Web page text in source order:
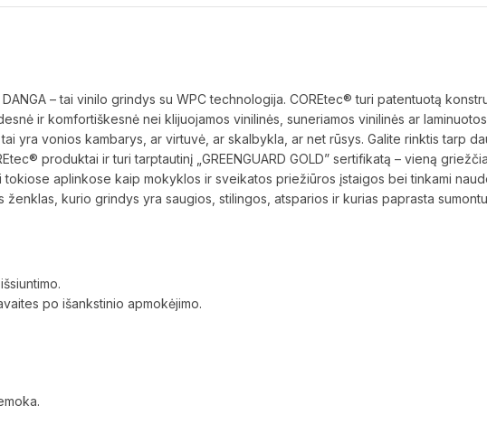
DANGA – tai vinilo grindys su WPC technologija. COREtec® turi patentuotą
ir komfortiškesnė nei klijuojamos vinilinės, suneriamos vinilinės ar
yra vonios kambarys, ar virtuvė, ar skalbykla, ar net rūsys. Galite rinktis tarp
produktai ir turi tarptautinį „GREENGUARD GOLD” sertifikatą – vieną
aplinkose kaip mokyklos ir sveikatos priežiūros įstaigos bei tinkami
ženklas, kurio grindys yra saugios, stilingos, atsparios ir kurias paprasta
po išankstinio apmokėjimo.